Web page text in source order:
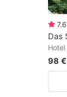
7.6
Das
Hotel
98 €